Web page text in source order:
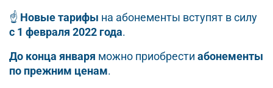
☝️ Новые тарифы на абонементы вступят в силу
с 1 февраля 2022 года.
До конца января можно приобрести абонементы
по прежним ценам.